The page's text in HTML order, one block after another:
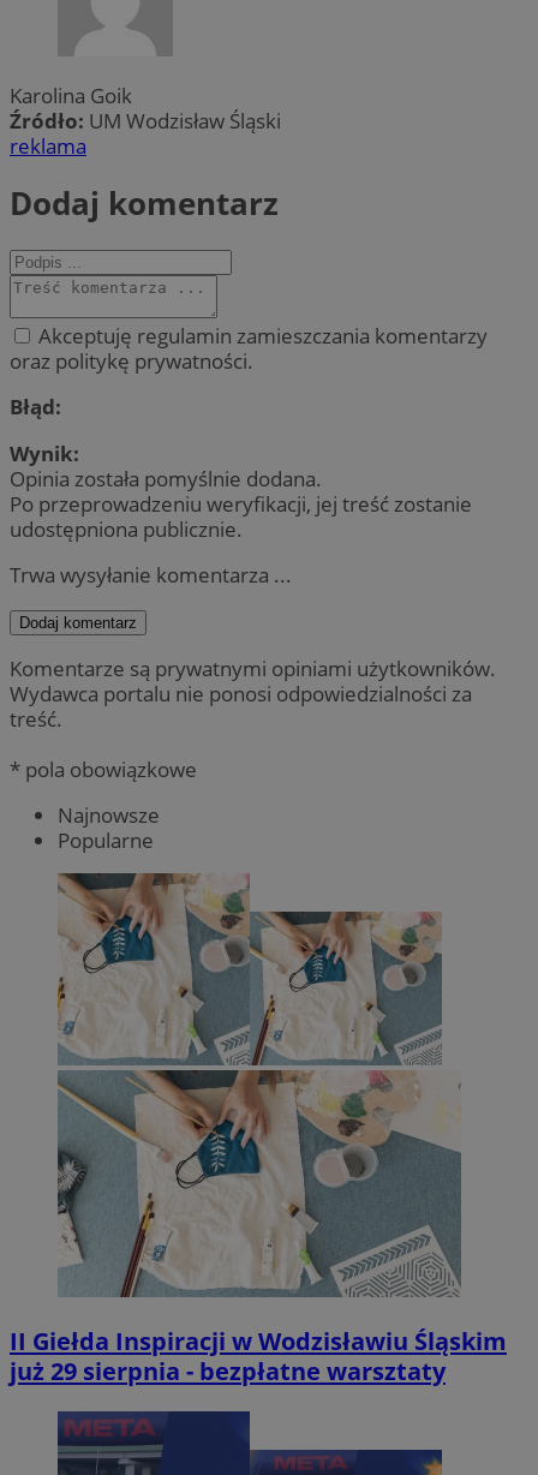
Karolina Goik
Źródło: UM Wodzisław Śląski
reklama
Dodaj komentarz
Akceptuję regulamin zamieszczania komentarzy
oraz politykę prywatności.
Błąd:
Wynik:
Opinia została pomyślnie dodana.
Po przeprowadzeniu weryfikacji, jej treść zostanie
udostępniona publicznie.
Trwa wysyłanie komentarza ...
Dodaj komentarz
Komentarze są prywatnymi opiniami użytkowników.
Wydawca portalu nie ponosi odpowiedzialności za
treść.
* pola obowiązkowe
Najnowsze
Popularne
II Giełda Inspiracji w Wodzisławiu Śląskim
już 29 sierpnia - bezpłatne warsztaty